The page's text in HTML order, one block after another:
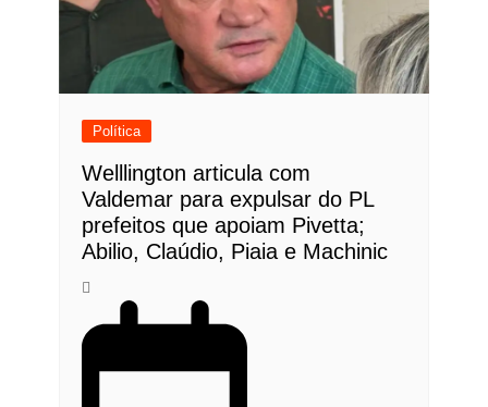
Política
Welllington articula com
Valdemar para expulsar do PL
prefeitos que apoiam Pivetta;
Abilio, Claúdio, Piaia e Machinic